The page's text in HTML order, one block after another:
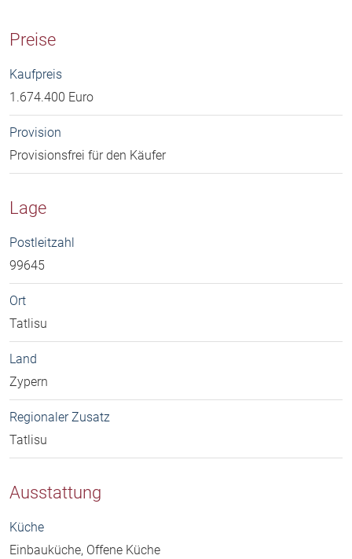
Preise
Kaufpreis
1.674.400 Euro
Provision
Provisionsfrei für den Käufer
Lage
Postleitzahl
99645
Ort
Tatlisu
Land
Zypern
Regionaler Zusatz
Tatlisu
Ausstattung
Küche
Einbauküche, Offene Küche